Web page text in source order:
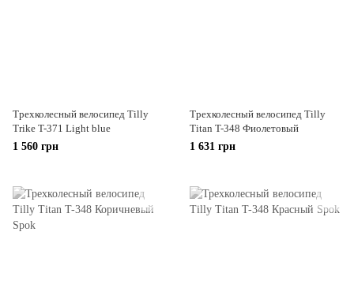
Трехколесный велосипед Tilly
Trike T-371 Light blue
1 560 грн
Трехколесный велосипед Tilly
Titan T-348 Фиолетовый
1 631 грн